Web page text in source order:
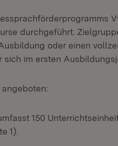
durchgeführt.
oder einen
im ersten
150
1).